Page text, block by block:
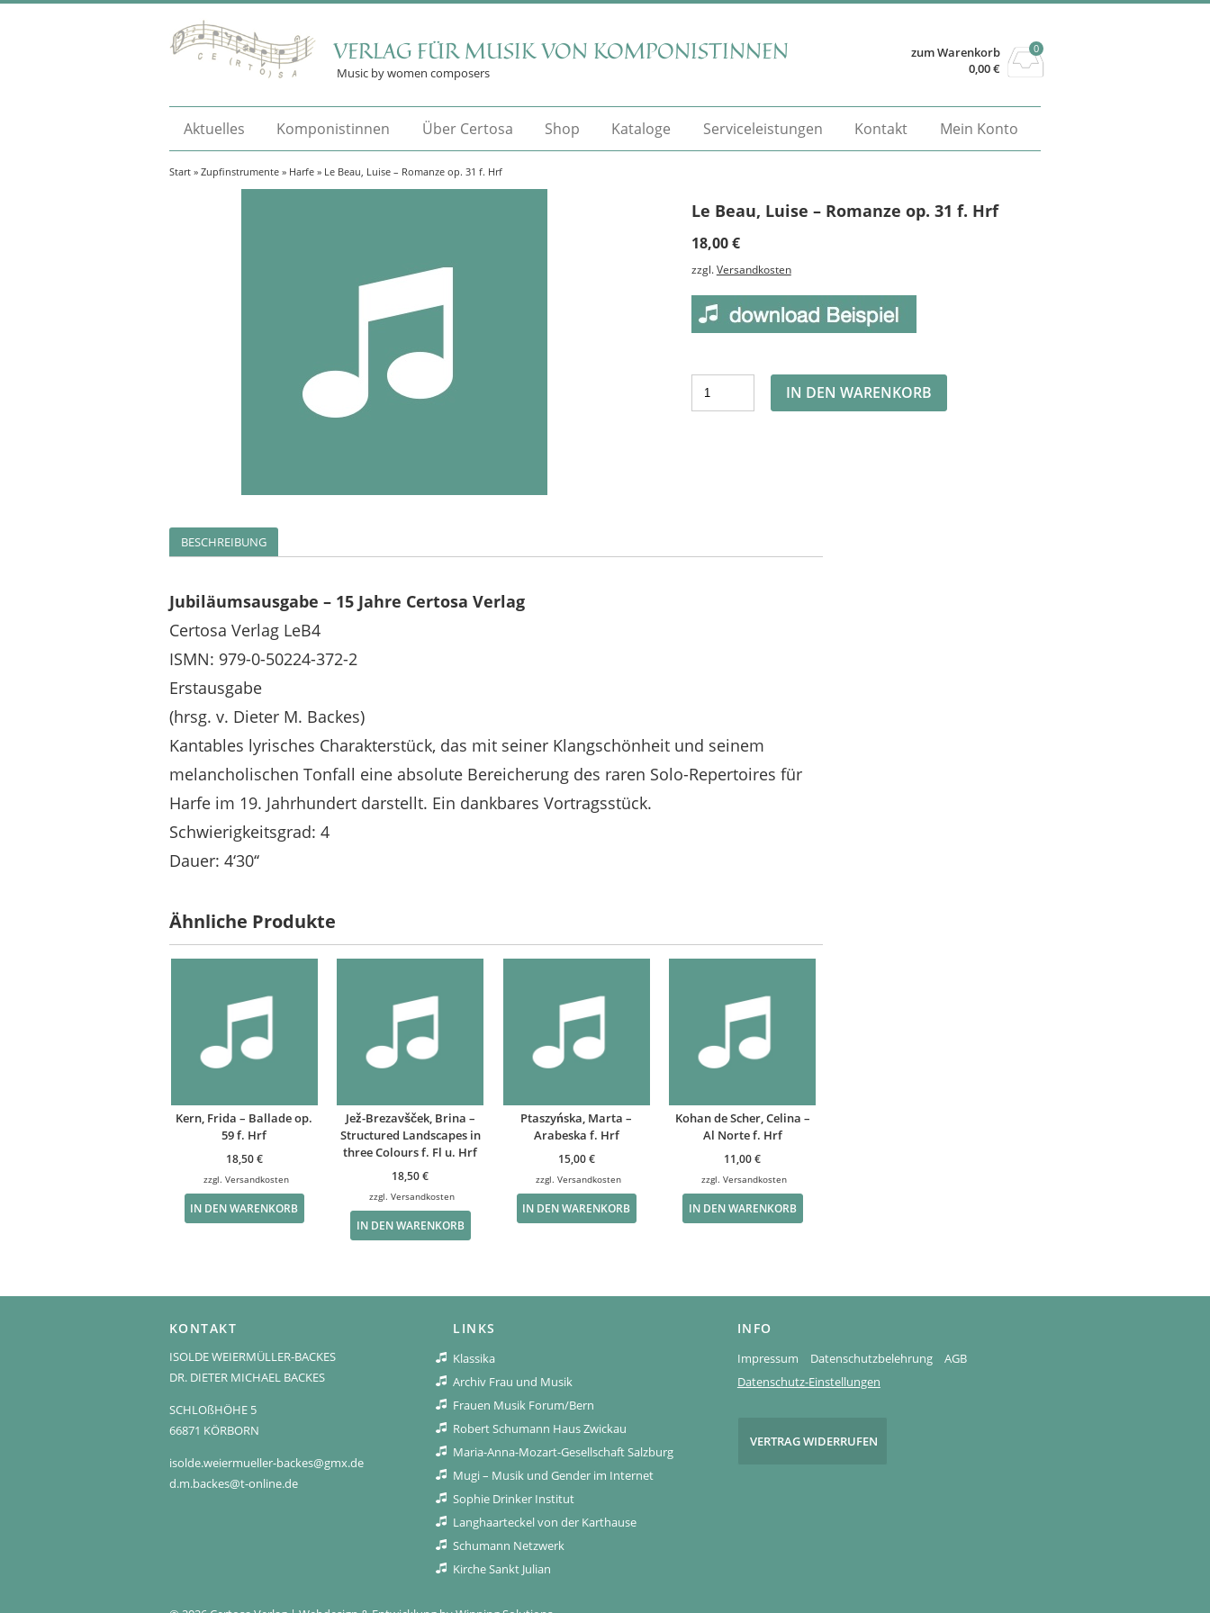
VERLAG FÜR MUSIK VON KOMPONISTINNEN
Music by women composers
zum Warenkorb
0,00€
0
Aktuelles Komponistinnen Über Certosa Shop Kataloge Serviceleistungen Kontakt Mein Konto
Start » Zupfinstrumente » Harfe » Le Beau, Luise – Romanze op. 31 f. Hrf
Le Beau, Luise – Romanze op. 31 f. Hrf
18,00€
zzgl. Versandkosten
IN DEN WARENKORB
Alternative:
BESCHREIBUNG
Jubiläumsausgabe – 15 Jahre Certosa Verlag
Certosa Verlag LeB4
ISMN: 979-0-50224-372-2
Erstausgabe
(hrsg. v. Dieter M. Backes)
Kantables lyrisches Charakterstück, das mit seiner Klangschönheit und seinem
melancholischen Tonfall eine absolute Bereicherung des raren Solo-Repertoires für
Harfe im 19. Jahrhundert darstellt. Ein dankbares Vortragsstück.
Schwierigkeitsgrad: 4
Dauer: 4‘30‘‘
Ähnliche Produkte
Kern, Frida – Ballade op.
59 f. Hrf
18,50€
zzgl. Versandkosten
IN DEN WARENKORB
Jež-Brezavšček, Brina –
Structured Landscapes in
three Colours f. Fl u. Hrf
18,50€
zzgl.Versandkosten
IN DEN WARENKORB
Ptaszyńska, Marta –
Arabeska f. Hrf
15,00€
zzgl. Versandkosten
IN DEN WARENKORB
Kohan de Scher, Celina –
Al Norte f. Hrf
11,00€
zzgl.Versandkosten
IN DEN WARENKORB
KONTAKT
ISOLDE WEIERMÜLLER-BACKES
DR. DIETER MICHAEL BACKES
SCHLOßHÖHE 5
66871 KÖRBORN
isolde.weiermueller-backes@gmx.de
d.m.backes@t-online.de
LINKS
Klassika
Archiv Frau und Musik
Frauen Musik Forum/Bern
Robert Schumann Haus Zwickau
Maria-Anna-Mozart-Gesellschaft Salzburg
Mugi – Musik und Gender im Internet
Sophie Drinker Institut
Langhaarteckel von der Karthause
Schumann Netzwerk
Kirche Sankt Julian
INFO
Impressum Datenschutzbelehrung
AGB
Datenschutz-Einstellungen
VERTRAG WIDERRUFEN